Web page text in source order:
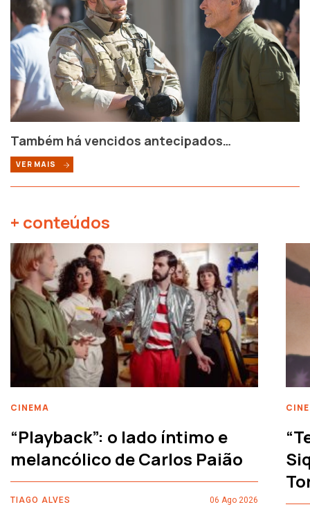
Também há vencidos antecipados…
VER MAIS
+ conteúdos
CINEMA
“Playback”: o lado íntimo e
melancólico de Carlos Paião
TIAGO ALVES 06 Ago 2026